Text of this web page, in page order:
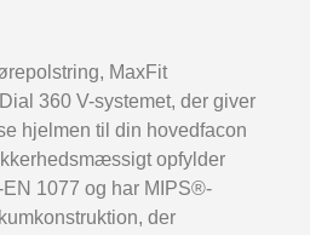
MaxFit
360 V-systemet, der giver
hjelmen til din hovedfacon
opfylder
1077 og har MIPS®-
der